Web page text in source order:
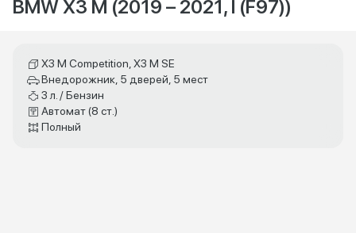
BMW X3 M (2019 – 2021, I (F97))
X3 M Competition, X3 M SE
Внедорожник, 5 дверей, 5 мест
3 л. / Бензин
Автомат (8 ст.)
Полный